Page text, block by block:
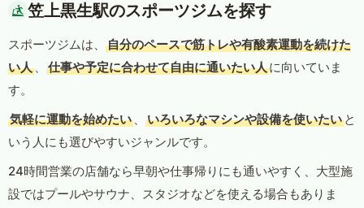
笠上黒生駅のスポーツジムを探す
スポーツジムは、
自分のペースで筋トレや有酸素運動を続けた
い人 、 仕事や予定に合わせて自由に通いたい人に向いていま
す。
気軽に運動を始めたい 、 いろいろなマシンや設備を使いたい と
いう人にも選びやすいジャンルです。
24時間営業の店舗なら早朝や仕事帰りにも通いやすく、大型施
設ではプールやサウナ、スタジオなどを使える場合もありま